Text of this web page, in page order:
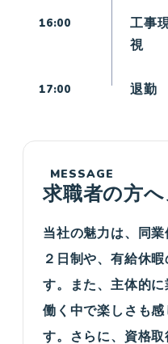
16:00
工事
視
17:00 退勤
MESSAGE
求職者の方
当社の魅力は、同
２日制や、有給休
す。また、主体的に
働く中で楽しさも
す。さらに、資格